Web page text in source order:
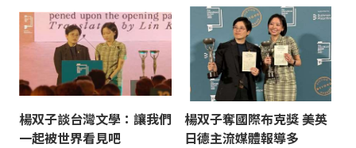
楊双子談台灣文學：讓我們
一起被世界看見吧
楊双子奪國際布克獎 美英
日德主流媒體報導多